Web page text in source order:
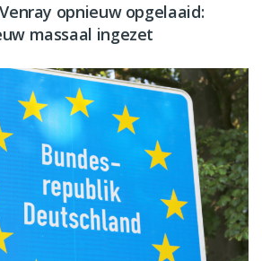
opnieuw opgelaaid:
massaal ingezet